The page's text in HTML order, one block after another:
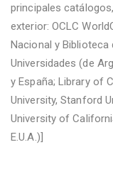
principales
exterior: OCLC
Nacional y
Universidades (de
y España; Library of
University, Stanford
University of
E.U.A.)]